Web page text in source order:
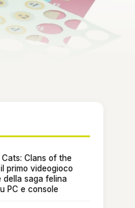
Clans of the
primo videogioco
della saga felina
PC e console